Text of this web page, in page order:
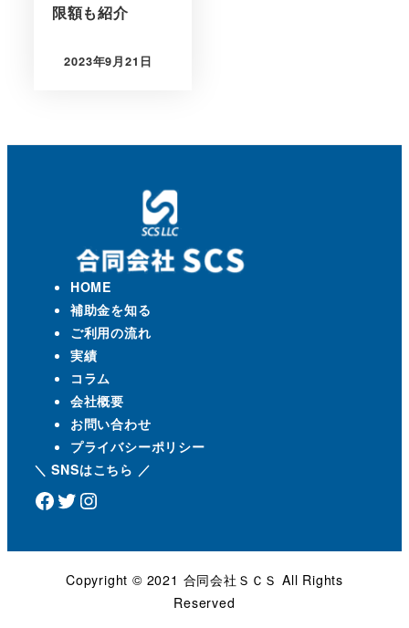
限額も紹介
2023年9月21日
HOME
補助金を知る
ご利用の流れ
実績
コラム
会社概要
お問い合わせ
プライバシーポリシー
＼ SNSはこちら ／
Facebook Twitter Instagram
Copyright ©️ 2021 合同会社ＳＣＳ All Rights
Reserved